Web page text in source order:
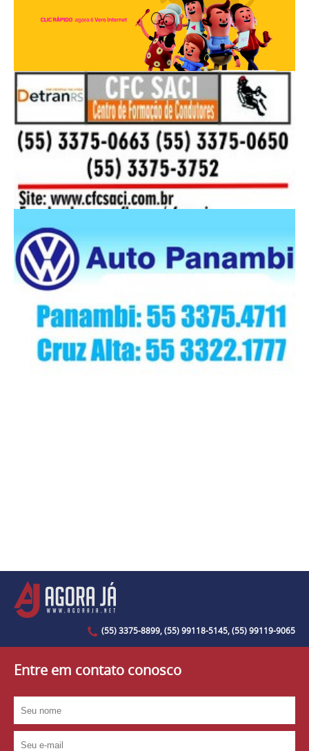
(55) 3375-8899, (55) 99118-5145, (55) 99119-9065
Entre em contato conosco